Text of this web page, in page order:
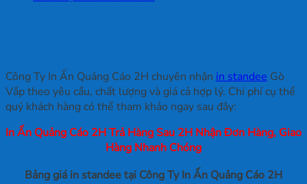
Công Ty In Ấn Quảng Cáo 2H chuyên nhận in standee Gò
Vấp theo yêu cầu, chất lượng và giá cả hợp lý. Chi phí cụ thể
quý khách hàng có thể tham khảo ngay sau đây:
In Ấn Quảng Cáo 2H Trả Hàng Sau 2H Nhận Đơn Hàng, Giao
Hàng Nhanh Chóng
Bảng giá in standee tại Công Ty In Ấn Quảng Cáo 2H